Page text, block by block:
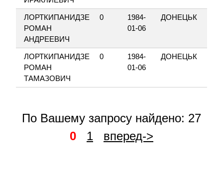
ЛОРТКИПАНИДЗЕ
РОМАН
АНДРЕЕВИЧ
0
1984-
01-06
ДОНЕЦЬК
ЛОРТКИПАНИДЗЕ
РОМАН
ТАМАЗОВИЧ
0
1984-
01-06
ДОНЕЦЬК
По Вашему запросу найдено: 27
0
1 вперед->